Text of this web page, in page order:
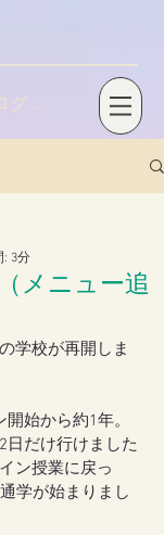
グイン
メニュー追
: 3分
学校が再開しま
始から約1年。
日だけ行けました
ン授業に戻っ
学が始まりまし